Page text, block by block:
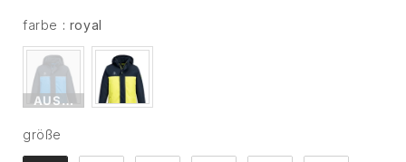
farbe : royal
AUSVERKAUFT
größe
größe